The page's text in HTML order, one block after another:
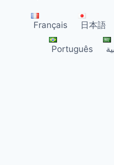
Français 日本語
Português